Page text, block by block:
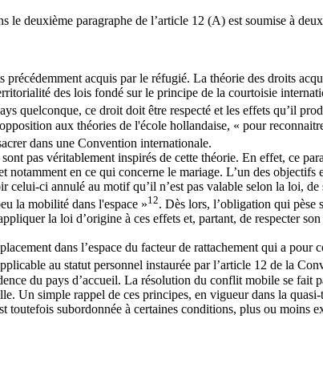
le deuxième paragraphe de l’article 12 (A) est soumise à
acquis par le réfugié. La théorie des droits
des lois fondé sur le principe de la courtoisie
quelconque, ce droit doit être respecté et les effets qu’il
aux théories de l'école hollandaise, « pour
dans une Convention internationale.
pas véritablement inspirés de cette théorie. En effet, ce
en ce qui concerne le mariage. L’un des
ci annulé au motif qu’il n’est pas valable selon la loi,
la mobilité dans l'espace »12. Dès lors, l’obligation qui pèse
la loi d’origine à ces effets et, partant, de respecter
dans l’espace du facteur de rattachement qui a pour
au statut personnel instaurée par l’article 12 de la
du pays d’accueil. La résolution du conflit mobile se fait
Un simple rappel de ces principes, en vigueur dans la
subordonnée à certaines conditions, plus ou moins